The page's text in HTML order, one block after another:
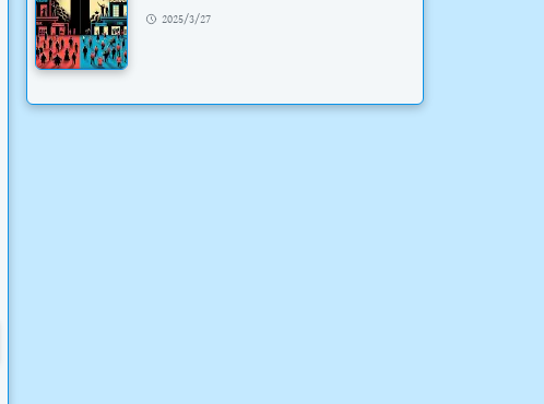
2025/3/27